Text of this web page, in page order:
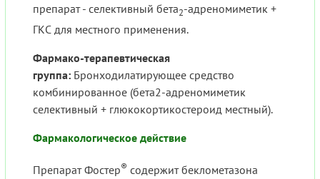
препарат - селективный бета2-адреномиметик +
ГКС для местного применения.
Фармако-терапевтическая
группа: Бронходилатирующее средство
комбинированное (бета2-адреномиметик
селективный + глюкокортикостероид местный).
Фармакологическое действие
Препарат Фостер® содержит беклометазона